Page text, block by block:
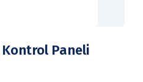
Kontrol Paneli